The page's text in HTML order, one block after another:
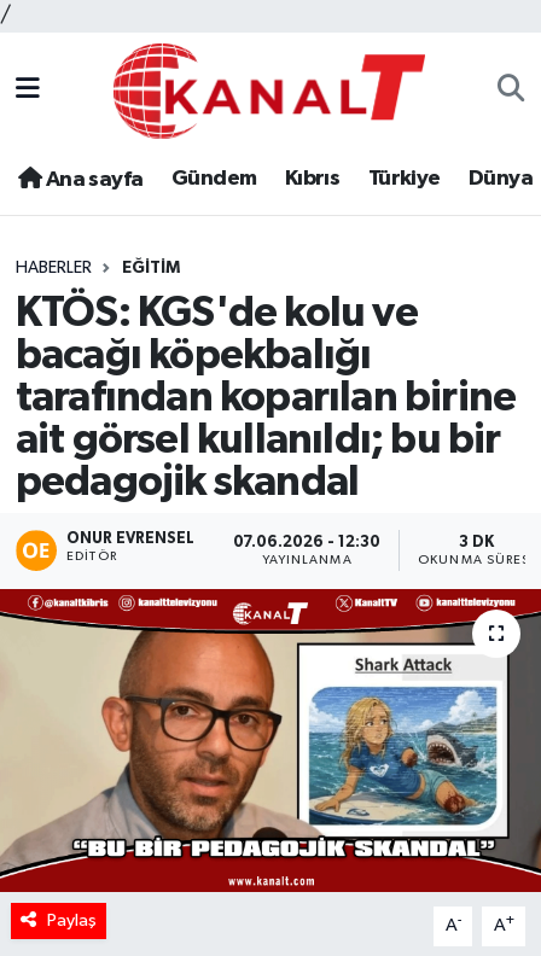
/
Ana sayfa Gündem Kıbrıs Türkiye Dünya
HABERLER EĞITIM
KTÖS: KGS'de kolu ve
bacağı köpekbalığı
tarafından koparılan birine
ait görsel kullanıldı; bu bir
pedagojik skandal
ONUR EVRENSEL
EDITÖR
07.06.2026 - 12:30
YAYINLANMA
3 DK
OKUNMA SÜRESI
Paylaş A- A+